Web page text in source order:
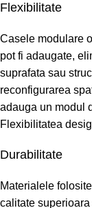
Flexibilitate
Casele modulare
pot fi adaugate,
suprafata sau
reconfigurarea
adauga un modul
Flexibilitatea
Durabilitate
Materialele
calitate